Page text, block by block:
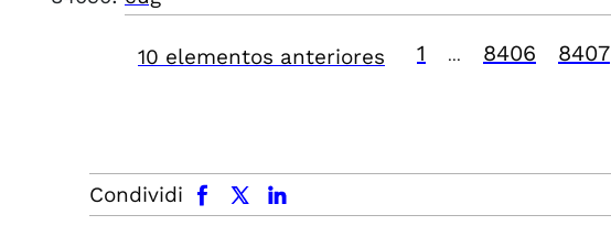
10 elementos anteriores 1 8406 8407
Condividi
facebook x.com linkedin